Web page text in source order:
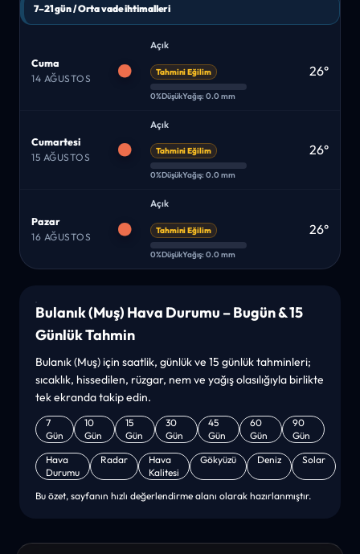
7–21 gün / Orta vade ihtimalleri
Cuma
14 AĞUSTOS
Açık
Tahmini Eğilim
0%DüşükYağış: 0.0 mm
26°
Cumartesi
15 AĞUSTOS
Açık
Tahmini Eğilim
0%DüşükYağış: 0.0 mm
26°
Pazar
16 AĞUSTOS
Açık
Tahmini Eğilim
0%DüşükYağış: 0.0 mm
26°
Bulanık (Muş) Hava Durumu – Bugün & 15
Günlük Tahmin
Bulanık (Muş) için saatlik, günlük ve 15 günlük tahminleri;
sıcaklık, hissedilen, rüzgar, nem ve yağış olasılığıyla birlikte
tek ekranda takip edin.
7
Gün
10
Gün
15
Gün
30
Gün
45
Gün
60
Gün
90
Gün
Hava
Durumu
Radar
Hava
Kalitesi
Gökyüzü Deniz Solar
Bu özet, sayfanın hızlı değerlendirme alanı olarak hazırlanmıştır.